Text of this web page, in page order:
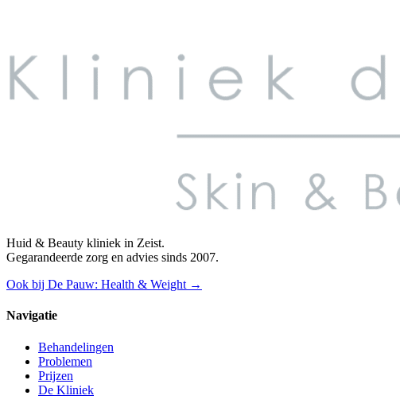
Huid & Beauty kliniek in Zeist.
Gegarandeerde zorg en advies sinds 2007.
Ook bij De Pauw: Health & Weight →
Navigatie
Behandelingen
Problemen
Prijzen
De Kliniek